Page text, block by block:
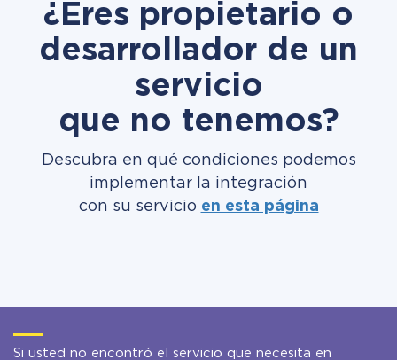
¿Eres propietario o
desarrollador de un
servicio
que no tenemos?
Descubra en qué condiciones podemos
implementar la integración
con su servicio en esta página
Si usted no encontró el servicio que necesita en